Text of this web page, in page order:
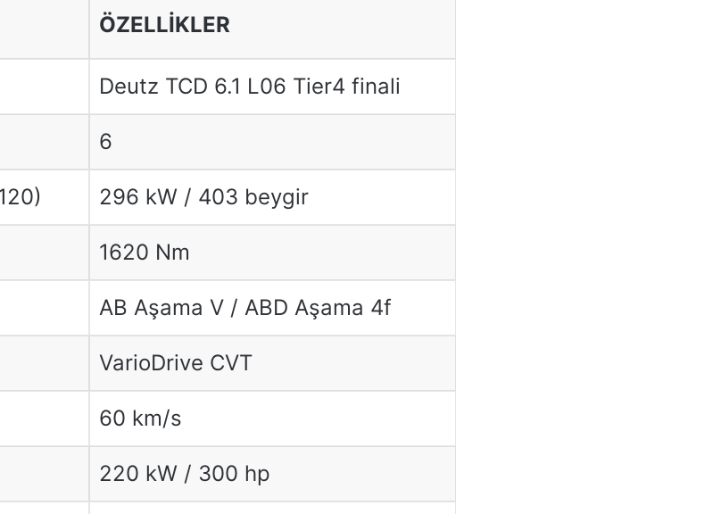
ÖZELLİKLER
Deutz TCD 6.1 L06 Tier4 finali
6
296 kW / 403 beygir
1620 Nm
AB Aşama V / ABD Aşama 4f
VarioDrive CVT
60 km/s
220 kW / 300 hp